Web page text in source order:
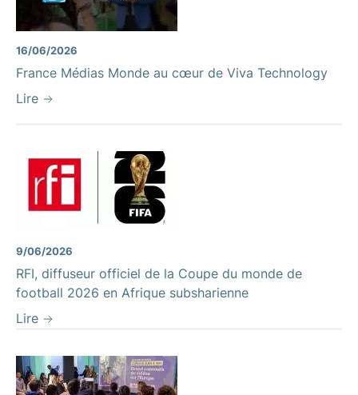
16/06/2026
France Médias Monde au cœur de Viva Technology
Lire
9/06/2026
RFI, diffuseur officiel de la Coupe du monde de
football 2026 en Afrique subsharienne
Lire